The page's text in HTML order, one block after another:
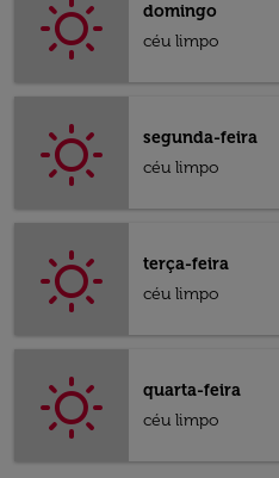
domingo
céu limpo
segunda-feira
céu limpo
terça-feira
céu limpo
quarta-feira
céu limpo